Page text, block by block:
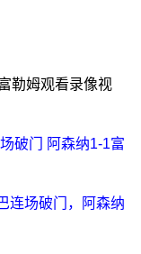
勒姆观看录像视
破门 阿森纳1-1富
连场破门，阿森纳